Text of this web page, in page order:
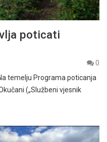
poticati
0
temelju Programa poticanja
(„Službeni vjesnik